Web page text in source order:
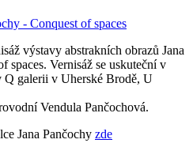
výstavy abstrakních obrazů Jana
spaces. Vernisáž se uskuteční v
Q galerii v Uherské Brodě, U
Vendula Pančochová.
Jana Pančochy zde